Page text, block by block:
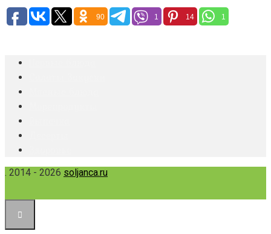
90 1 14 1
. 2014 - 2026 soljanca.ru